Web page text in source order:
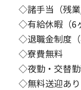
◇諸手当（残
◇有給休暇（6
◇退職金制度（
◇寮費無料
◇夜勤・交替
◇無料送迎あり